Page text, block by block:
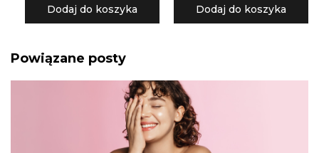
Dodaj do koszyka Dodaj do koszyka
Powiązane posty